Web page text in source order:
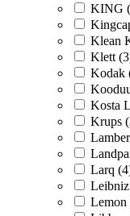
KING
Klean
Klett
Kodak
Kosta
Krups
Larq
Lemon